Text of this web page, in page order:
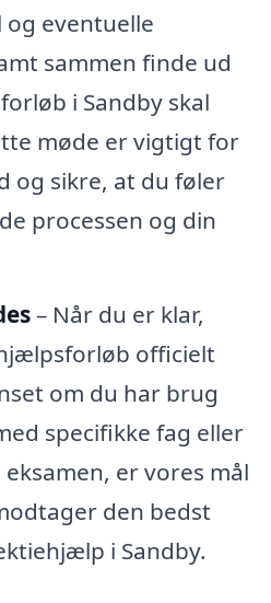
eventuelle
sammen finde ud
i Sandby skal
møde er vigtigt for
og sikre, at du føler
processen og din
– Når du er klar,
officielt
om du har brug
specifikke fag eller
er vores mål
den bedst
i Sandby.